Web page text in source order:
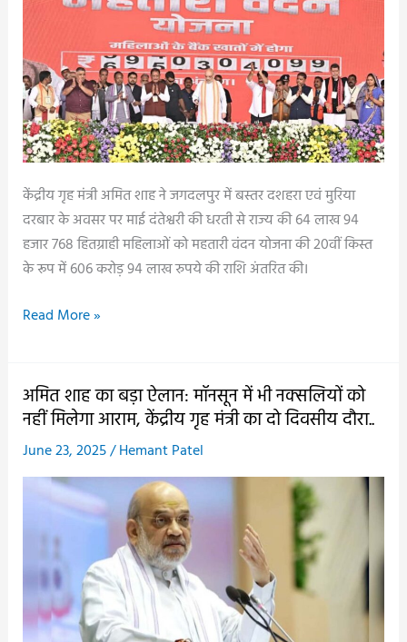
साथ
बस्तर
में
मूलभूत
सुविधाओं
का
तेजी
से
हो
रहा
विकास..
केंद्रीय गृह मंत्री अमित शाह ने जगदलपुर में बस्तर दशहरा एवं मुरिया
दरबार के अवसर पर माई दंतेश्वरी की धरती से राज्य की 64 लाख 94
हजार 768 हितग्राही महिलाओं को महतारी वंदन योजना की 20वीं किस्त
के रूप में 606 करोड़ 94 लाख रुपये की राशि अंतरित की।
दंतेश्वरी
धरती
से
शाह
महतारी
वंदन
सौगात,
महतारी
Read More »
अमित शाह का बड़ा ऐलान: मॉनसून में भी नक्सलियों को
नहीं मिलेगा आराम, केंद्रीय गृह मंत्री का दो दिवसीय दौरा..
June 23, 2025/Hemant Patel